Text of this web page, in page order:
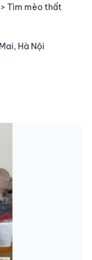
Tìm mèo thất
Hà Nội